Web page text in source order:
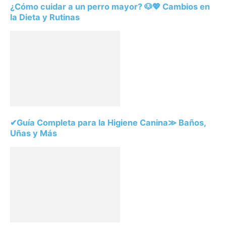
¿Cómo cuidar a un perro mayor? 🐶💖 Cambios en
la Dieta y Rutinas
✔Guía Completa para la Higiene Canina≫ Baños,
Uñas y Más